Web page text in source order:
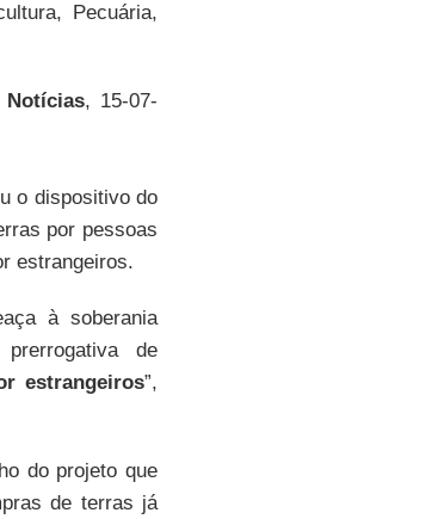
Pecuária,
Notícias, 15-07-
o dispositivo do
por pessoas
estrangeiros.
à soberania
de
estrangeiros”,
do projeto que
de terras já